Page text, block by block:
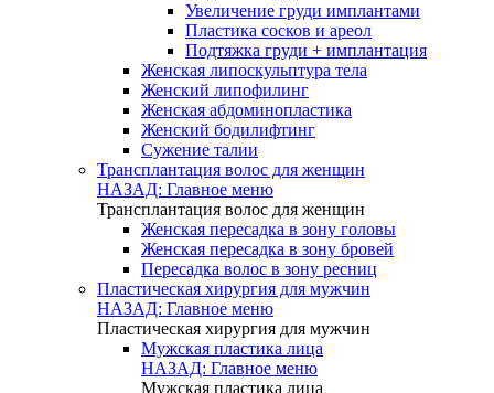
Увеличение груди имплантами
Пластика сосков и ареол
Подтяжка груди + имплантация
Женская липоскульптура тела
Женский липофилинг
Женская абдоминопластика
Женский бодилифтинг
Сужение талии
Трансплантация волос для женщин
НАЗАД: Главное меню
Трансплантация волос для женщин
Женская пересадка в зону головы
Женская пересадка в зону бровей
Пересадка волос в зону ресниц
Пластическая хирургия для мужчин
НАЗАД: Главное меню
Пластическая хирургия для мужчин
Мужская пластика лица
НАЗАД: Главное меню
Мужская пластика лица